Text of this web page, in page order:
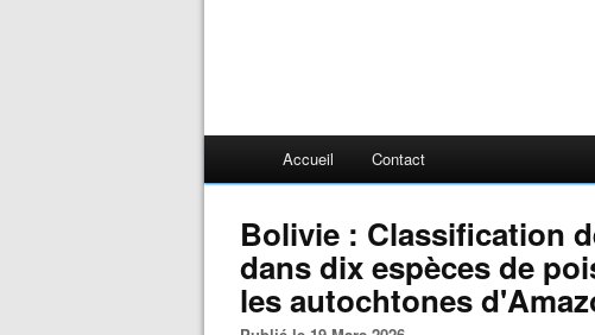
Accueil Contact
Bolivie : Classification
dans dix espèces de
les autochtones